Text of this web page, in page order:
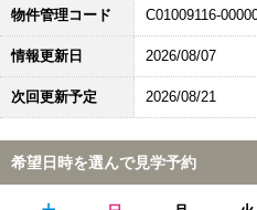
物件管理コード C01009116-
情報更新日 2026/08/07
次回更新予定 2026/08/21
希望日時を選んで見学予約